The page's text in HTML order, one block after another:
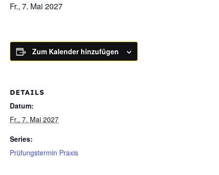
Fr., 7. Mai 2027
Zum Kalender hinzufügen
DETAILS
Datum:
Fr., 7. Mai 2027
Series:
Prüfungstermin Praxis